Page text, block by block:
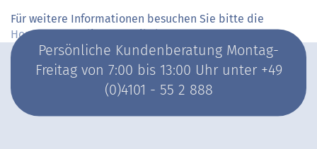
Für weitere Informationen besuchen Sie bitte die
Homepagezu diesem Artikel.
Persönliche Kundenberatung Montag-
Freitag von 7:00 bis 13:00 Uhr unter +49
(0)4101 - 55 2 888